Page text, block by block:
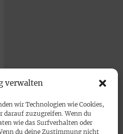
verwalten
wir Technologien wie Cookies,
darauf zuzugreifen. Wenn du
wie das Surfverhalten oder
du deine Zustimmung nicht